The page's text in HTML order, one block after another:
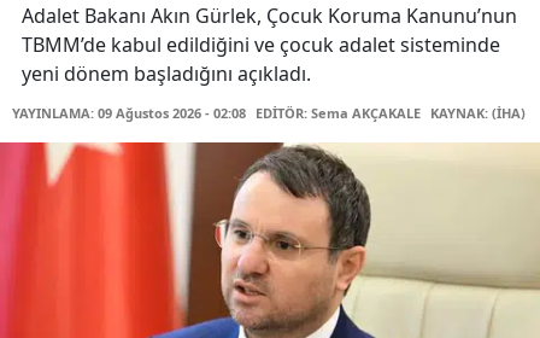
Adalet Bakanı Akın Gürlek, Çocuk Koruma Kanunu’nun
TBMM’de kabul edildiğini ve çocuk adalet sisteminde
yeni dönem başladığını açıkladı.
YAYINLAMA: 09 Ağustos 2026 - 02:08 EDİTÖR: Sema AKÇAKALE KAYNAK: (İHA)